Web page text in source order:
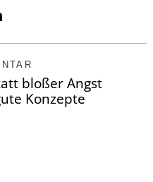
bloßer Angst
Konzepte